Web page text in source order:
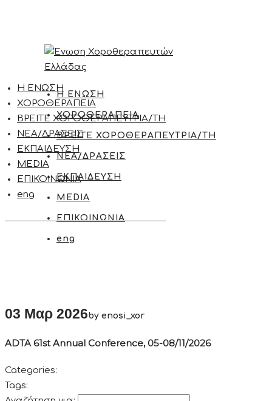
Η ΕΝΩΣΗ
ΧΟΡΟΘΕΡΑΠΕΙΑ
ΒΡΕΙΤΕ ΧΟΡΟΘΕΡΑΠΕΥΤΡΙΑ/ΤΗ
ΝΕΑ/ΔΡΑΣΕΙΣ
ΕΚΠΑΙΔΕΥΣΗ
MEDIA
ΕΠΙΚΟΙΝΩΝΙΑ
eng
Η ΕΝΩΣΗ
ΧΟΡΟΘΕΡΑΠΕΙΑ
ΒΡΕΙΤΕ ΧΟΡΟΘΕΡΑΠΕΥΤΡΙΑ/ΤΗ
ΝΕΑ/ΔΡΑΣΕΙΣ
ΕΚΠΑΙΔΕΥΣΗ
MEDIA
ΕΠΙΚΟΙΝΩΝΙΑ
eng
03 Μαρ 2026by enosi_xor
ADTA 61st Annual Conference, 05-08/11/2026
Categories:
Tags: